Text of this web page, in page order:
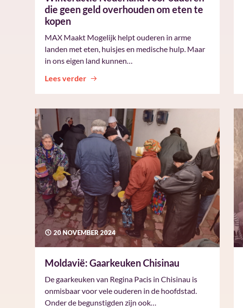
die geen geld overhouden om eten te
kopen
MAX Maakt Mogelijk helpt ouderen in arme
landen met eten, huisjes en medische hulp. Maar
in ons eigen land kunnen…
Lees verder
20 NOVEMBER 2024
Moldavië: Gaarkeuken Chisinau
De gaarkeuken van Regina Pacis in Chisinau is
onmisbaar voor vele ouderen in de hoofdstad.
Onder de begunstigden zijn ook…